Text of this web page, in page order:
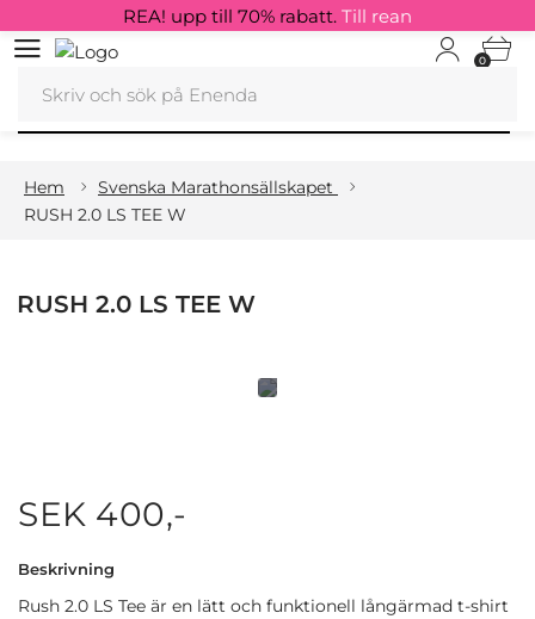
0
REA! upp till 70% rabatt. Till rean
Hem
Svenska Marathonsällskapet
RUSH 2.0 LS TEE W
RUSH 2.0 LS TEE W
SEK 400,-
Beskrivning
Rush 2.0 LS Tee är en lätt och funktionell långärmad t-shirt